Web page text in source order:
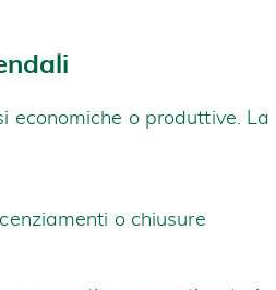
economiche o produttive. La
o chiusure